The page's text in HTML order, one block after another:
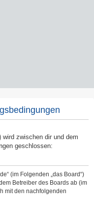
wird zwischen dir und dem
geschlossen:
(im Folgenden „das Board“)
Betreiber des Boards ab (im
mit den nachfolgenden